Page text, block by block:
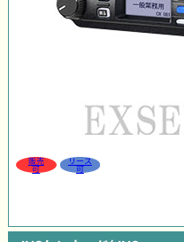
販売
可
リース
可